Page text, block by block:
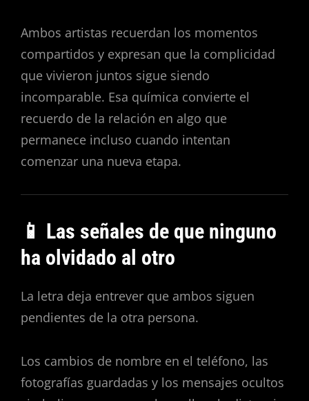
Ambos artistas recuerdan los momentos
compartidos y expresan que la complicidad
que vivieron juntos sigue siendo
incomparable. Esa química convierte el
recuerdo de la relación en algo que
permanece incluso cuando intentan
comenzar una nueva etapa.
📱 Las señales de que ninguno
ha olvidado al otro
La letra deja entrever que ambos siguen
pendientes de la otra persona.
Los cambios de nombre en el teléfono, las
fotografías guardadas y los mensajes ocultos